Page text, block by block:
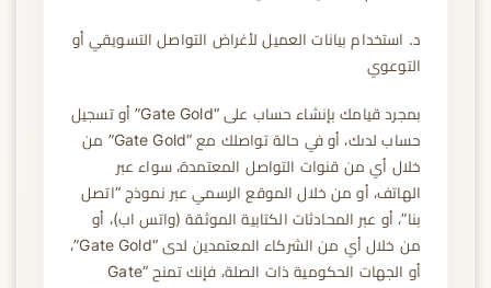
د. استخدام بيانات العميل لأغراض التواصل التسويقي أو
التوعوي
بمجرد قيامك بإنشاء حساب على “Gate Gold” أو تسجيل
حساب لدىك، أو في حالة تواصلك مع “Gate Gold” من
خلال أي من قنوات التواصل المعتمدة، سواء عبر
الهاتف، أو من خلال الموقع الرسمي عبر نموذج “اتصل
بنا”، أو عبر المحادثات الكتابية الموثقة (واتس اب)، أو
من خلال أي من الشركاء المعتمدين لدى “Gate Gold”،
أو الجهات الحكومية ذات الصلة، فإنك تمنح “Gate